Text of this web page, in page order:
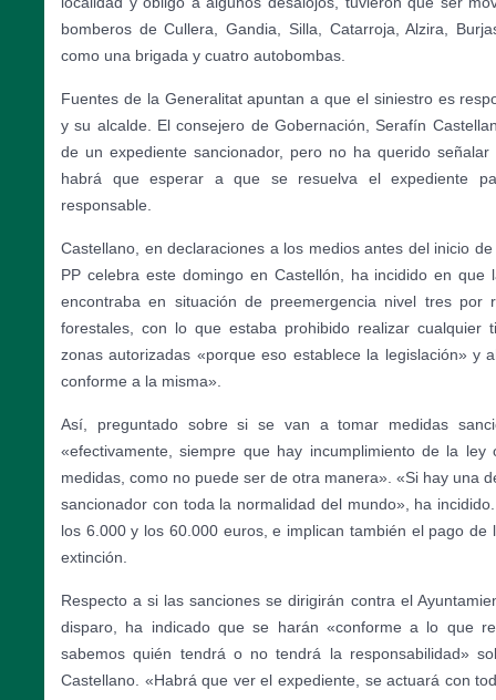
bomberos de Cullera, Gandia, Silla, Catarroja, Alzira,
como una brigada y cuatro autobombas.
Fuentes de la Generalitat apuntan a que el siniestro es
y su alcalde. El consejero de Gobernación, Serafín
de un expediente sancionador, pero no ha querido
habrá que esperar a que se resuelva el expediente
responsable.
Castellano, en declaraciones a los medios antes del inicio
PP celebra este domingo en Castellón, ha incidido en que
encontraba en situación de preemergencia nivel tres por
forestales, con lo que estaba prohibido realizar cualquier
zonas autorizadas «porque eso establece la legislación» y
conforme a la misma».
Así, preguntado sobre si se van a tomar medidas
«efectivamente, siempre que hay incumplimiento de la
medidas, como no puede ser de otra manera». «Si hay una
sancionador con toda la normalidad del mundo», ha
los 6.000 y los 60.000 euros, e implican también el pago de
extinción.
Respecto a si las sanciones se dirigirán contra el
disparo, ha indicado que se harán «conforme a lo que
sabemos quién tendrá o no tendrá la responsabilidad»
Castellano. «Habrá que ver el expediente, se actuará con